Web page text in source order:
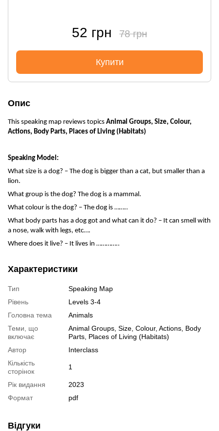
52 грн 78 грн
Купити
Опис
This speaking map reviews topics Animal Groups, Size, Colour,
Actions, Body Parts, Places of Living (Habitats)
Speaking Model:
What size is a dog? – The dog is bigger than a cat, but smaller than a
lion.
What group is the dog? The dog is a mammal.
What colour is the dog? – The dog is ……..
What body parts has a dog got and what can it do? – It can smell with
a nose, walk with legs, etc….
Where does it live? – It lives in …………..
Характеристики
Тип
Speaking Map
Рівень
Levels 3-4
Головна тема
Animals
Теми, що
включає
Animal Groups, Size, Colour, Actions, Body
Parts, Places of Living (Habitats)
Автор
Interclass
Кількість
сторінок
1
Рік видання
2023
Формат
pdf
Відгуки